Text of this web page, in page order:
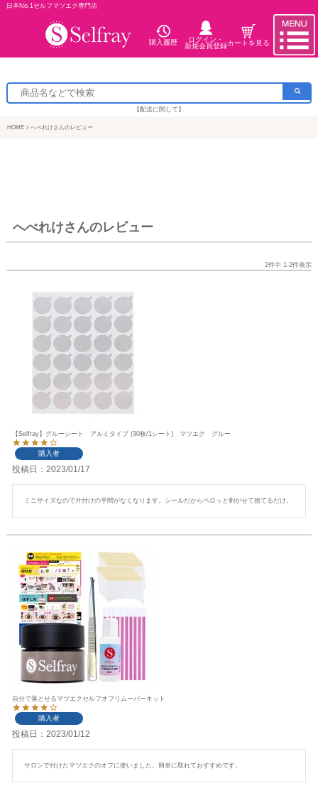
日本No.1セルフマツエク専門店
購入履歴
ログイン・
新規会員登録カートを見る
【配送に関して】
HOME へべれけさんのレビュー
へべれけさんのレビュー
2件中 1-2件表示
【Selfray】グルーシート アルミタイプ (30枚/1シート) マツエク グルー
購入者
投稿日 2023/01/17
ミニサイズなので片付けの手間がなくなります。シールだからペロッと剥がせて捨てるだけ。
自分で落とせるマツエクセルフオフリムーバーキット
購入者
投稿日 2023/01/12
サロンで付けたマツエクのオフに使いました。簡単に取れておすすめです。